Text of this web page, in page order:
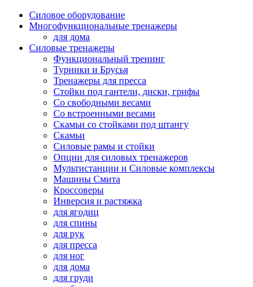
Силовое оборудование
Многофункциональные тренажеры
для дома
Силовые тренажеры
Функциональный тренинг
Турники и Брусья
Тренажеры для пресса
Стойки под гантели, диски, грифы
Со свободными весами
Со встроенными весами
Скамьи со стойками под штангу
Скамьи
Силовые рамы и стойки
Опции для силовых тренажеров
Мультистанции и Силовые комплексы
Машины Смита
Кроссоверы
Инверсия и растяжка
для ягодиц
для спины
для рук
для пресса
для ног
для дома
для груди